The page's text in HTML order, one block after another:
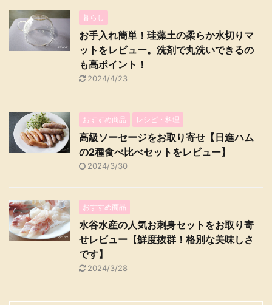
暮らし
お手入れ簡単！珪藻土の柔らか水切りマ
ットをレビュー。洗剤で丸洗いできるの
も高ポイント！
2024/4/23
おすすめ商品 レシピ・料理
高級ソーセージをお取り寄せ【日進ハム
の2種食べ比べセットをレビュー】
2024/3/30
おすすめ商品
水谷水産の人気お刺身セットをお取り寄
せレビュー【鮮度抜群！格別な美味しさ
です】
2024/3/28